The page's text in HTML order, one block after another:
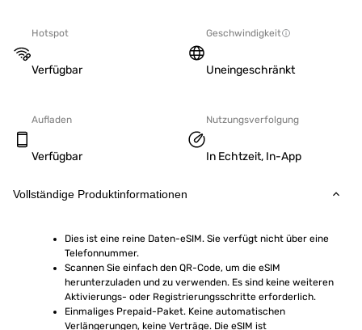
Hotspot
Verfügbar
Geschwindigkeit
Uneingeschränkt
Aufladen
Verfügbar
Nutzungsverfolgung
In Echtzeit, In-App
Vollständige Produktinformationen
Dies ist eine reine Daten-eSIM. Sie verfügt nicht über eine
Telefonnummer.
Scannen Sie einfach den QR-Code, um die eSIM
herunterzuladen und zu verwenden. Es sind keine weiteren
Aktivierungs- oder Registrierungsschritte erforderlich.
Einmaliges Prepaid-Paket. Keine automatischen
Verlängerungen, keine Verträge. Die eSIM ist